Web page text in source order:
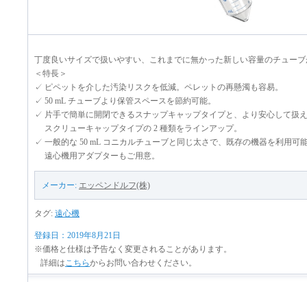
丁度良いサイズで扱いやすい、これまでに無かった新しい容量のチュー
＜特長＞
✓ ピペットを介した汚染リスクを低減。ペレットの再懸濁も容易。
✓ 50 mL チューブより保管スペースを節約可能。
✓ 片手で簡単に開閉できるスナップキャップタイプと、より安心して扱
スクリューキャップタイプの 2 種類をラインアップ。
✓ 一般的な 50 mL コニカルチューブと同じ太さで、既存の機器を利用可
遠心機用アダプターもご用意。
メーカー: エッペンドルフ(株)
タグ: 遠心機
登録日：2019年8月21日
※価格と仕様は予告なく変更されることがあります。
詳細はこちらからお問い合わせください。